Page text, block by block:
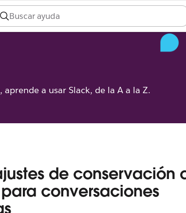
a usar Slack, de la A a la Z.
de conservación
conversaciones